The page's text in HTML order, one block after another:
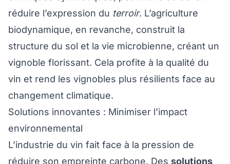
réduire l’expression du terroir. L’agriculture
biodynamique, en revanche, construit la
structure du sol et la vie microbienne, créant un
vignoble florissant. Cela profite à la qualité du
vin et rend les vignobles plus résilients face au
changement climatique.
Solutions innovantes : Minimiser l’impact
environnemental
L’industrie du vin fait face à la pression de
réduire son empreinte carbone. Des solutions